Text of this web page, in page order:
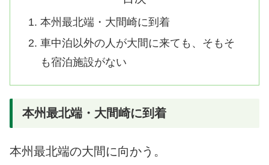
本州最北端・大間崎に到着
車中泊以外の人が大間に来ても、そもそ
も宿泊施設がない
本州最北端・大間崎に到着
本州最北端の大間に向かう。